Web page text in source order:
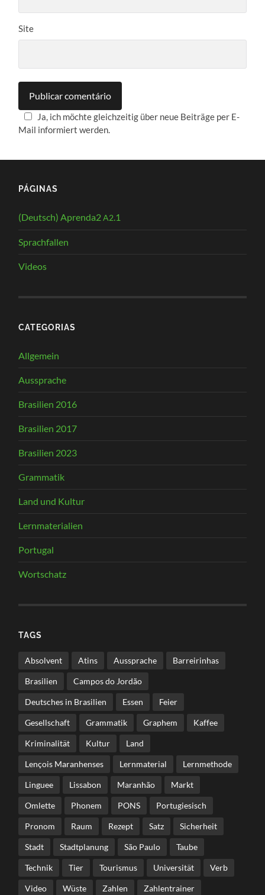
Site
Ja, ich möchte gleichzeitig über neue Beiträge per E-
Mail informiert werden.
PÁGINAS
(Deutsch) Aprenda2A2.1
Sprachfallen
Videos
CATEGORIAS
Allgemein
Aussprache
Brasilien 2016
Brasilien 2017
Brasilien 2023
Grammatik
Land und Kultur
Lernmaterialien
Portugal
Wortschatz
TAGS
Absolvent Atins Aussprache Barreirinhas
Brasilien Campos do Jordão
Deutsches in Brasilien Essen Feier
Gesellschaft Grammatik Graphem Kaffee
Kriminalität Kultur Land
Lençois Maranhenses Lernmaterial Lernmethode
Linguee Lissabon Maranhão Markt
Omlette Phonem PONS Portugiesisch
Pronom Raum Rezept Satz Sicherheit
Stadt Stadtplanung São Paulo Taube
Technik Tier Tourismus Universität Verb
Video Wüste Zahlen Zahlentrainer